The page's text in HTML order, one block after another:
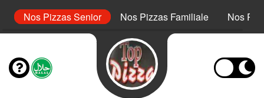
Nos Pizzas Senior Nos Pizzas Familiale Nos